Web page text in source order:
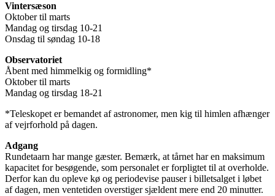
Vintersæson
Oktober til marts
Mandag og tirsdag 10-21
Onsdag til søndag 10-18
Observatoriet
Åbent med himmelkig og formidling*
Oktober til marts
Mandag og tirsdag 18-21
*Teleskopet er bemandet af astronomer, men kig til himlen afhænger
af vejrforhold på dagen.
Adgang
Rundetaarn har mange gæster. Bemærk, at tårnet har en maksimum
kapacitet for besøgende, som personalet er forpligtet til at overholde.
Derfor kan du opleve kø og periodevise pauser i billetsalget i løbet
af dagen, men ventetiden overstiger sjældent mere end 20 minutter.